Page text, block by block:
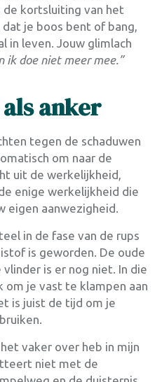
de kortsluiting van het
je boos bent of bang,
in leven. Jouw glimlach
ik doe niet meer mee.”
anker
tegen de schaduwen
om naar de
uit de werkelijkheid,
enige werkelijkheid die
eigen aanwezigheid.
in de fase van de rups
is geworden. De oude
is er nog niet. In die
je vast te klampen aan
is juist de tijd om je
vaker over heb in mijn
niet met de